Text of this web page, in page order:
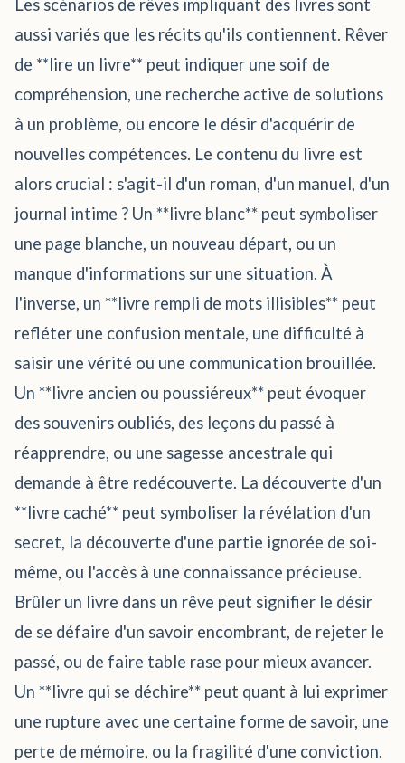
Les scénarios de rêves impliquant des livres sont
aussi variés que les récits qu'ils contiennent. Rêver
de **lire un livre** peut indiquer une soif de
compréhension, une recherche active de solutions
à un problème, ou encore le désir d'acquérir de
nouvelles compétences. Le contenu du livre est
alors crucial : s'agit-il d'un roman, d'un manuel, d'un
journal intime ? Un **livre blanc** peut symboliser
une page blanche, un nouveau départ, ou un
manque d'informations sur une situation. À
l'inverse, un **livre rempli de mots illisibles** peut
refléter une confusion mentale, une difficulté à
saisir une vérité ou une communication brouillée.
Un **livre ancien ou poussiéreux** peut évoquer
des souvenirs oubliés, des leçons du passé à
réapprendre, ou une sagesse ancestrale qui
demande à être redécouverte. La découverte d'un
**livre caché** peut symboliser la révélation d'un
secret, la découverte d'une partie ignorée de soi-
même, ou l'accès à une connaissance précieuse.
Brûler un livre dans un rêve peut signifier le désir
de se défaire d'un savoir encombrant, de rejeter le
passé, ou de faire table rase pour mieux avancer.
Un **livre qui se déchire** peut quant à lui exprimer
une rupture avec une certaine forme de savoir, une
perte de mémoire, ou la fragilité d'une conviction.